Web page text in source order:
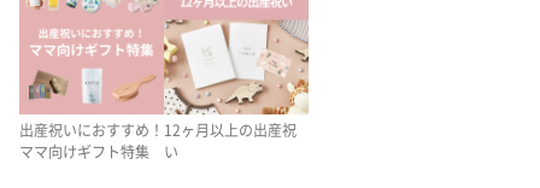
いう想いから誕生した、親子の絆を深める缶＂Sotto＂。
へその緒やファーストシューズ、おしゃぶり、初めて描いた
絵...、慌ただしく過ぎていく子育ての日々の中で、忘れたくない
出産祝いにおすすめ！
ママ向けギフト特集
12ヶ月以上の出産祝
い